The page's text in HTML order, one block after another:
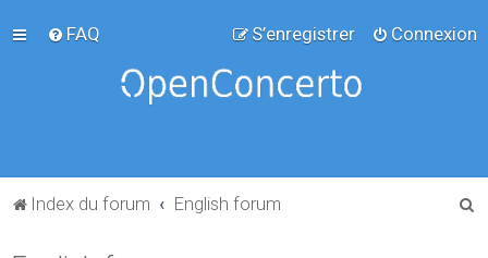
FAQ Connexion
S’enregistrer
Index du forum English forum